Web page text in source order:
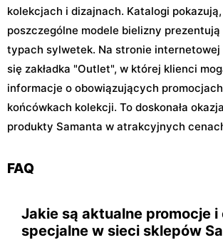
kolekcjach i dizajnach. Katalogi
poszczególne modele bielizny
typach sylwetek. Na stronie internetowej
się zakładka "Outlet", w której klienci
informacje o obowiązujących
końcówkach kolekcji. To doskonała
produkty Samanta w atrakcyjnych
FAQ
Jakie są aktualne promocje
specjalne w sieci sklepów